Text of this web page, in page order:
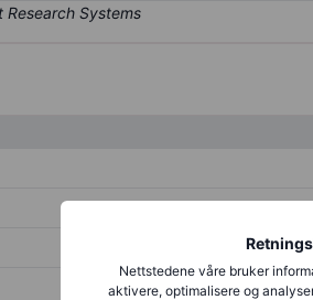
Nettstedene våre bruker
aktivere, optimalisere og